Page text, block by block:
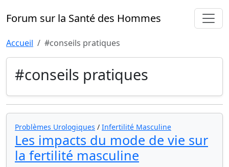
Forum sur la Santé des Hommes
Accueil #conseils pratiques
#conseils pratiques
Problèmes Urologiques / Infertilité Masculine
Les impacts du mode de vie sur
la fertilité masculine